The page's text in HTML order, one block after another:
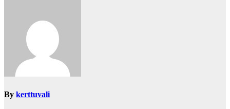
By kerttuvali